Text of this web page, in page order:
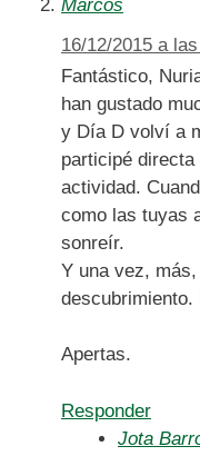
Marcos
16/12/2015 a
Fantástico,
han gustado
y Día D volví a
participé
actividad.
como las tuyas
sonreír.
Y una vez,
Apertas.
Responder
Jota